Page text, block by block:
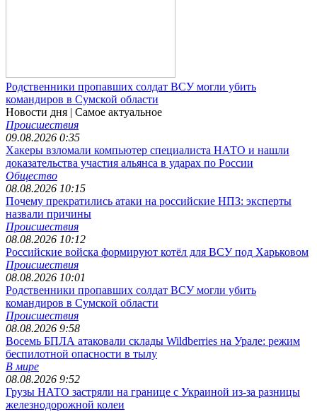
Родственники пропавших солдат ВСУ могли убить
командиров в Сумской области
Новости дня | Самое актуальное
Происшествия
09.08.2026 0:35
Хакеры взломали компьютер специалиста НАТО и нашли
доказательства участия альянса в ударах по России
Общество
08.08.2026 10:15
Почему прекратились атаки на российские НПЗ: эксперты
назвали причины
Происшествия
08.08.2026 10:12
Российские войска формируют котёл для ВСУ под Харьковом
Происшествия
08.08.2026 10:01
Родственники пропавших солдат ВСУ могли убить
командиров в Сумской области
Происшествия
08.08.2026 9:58
Восемь БПЛА атаковали склады Wildberries на Урале: режим
беспилотной опасности в тылу
В мире
08.08.2026 9:52
Грузы НАТО застряли на границе с Украиной из-за разницы
железнодорожной колеи